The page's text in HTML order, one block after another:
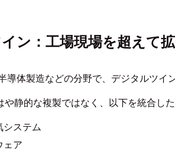
ン：工場現場を超えて
導体製造などの分野で、デジタルツイ
や静的な複製ではなく、以下を統合し
システム
ェア